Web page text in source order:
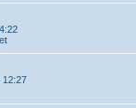
12:27